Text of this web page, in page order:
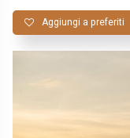
Aggiungi a preferiti